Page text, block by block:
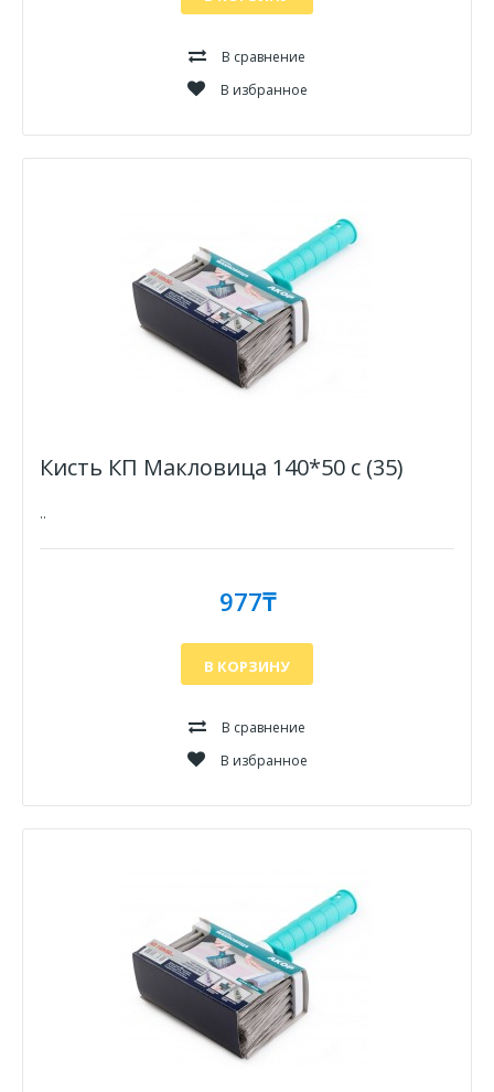
В сравнение
В избранное
Кисть КП Макловица 140*50 с (35)
..
977₸
В КОРЗИНУ
В сравнение
В избранное